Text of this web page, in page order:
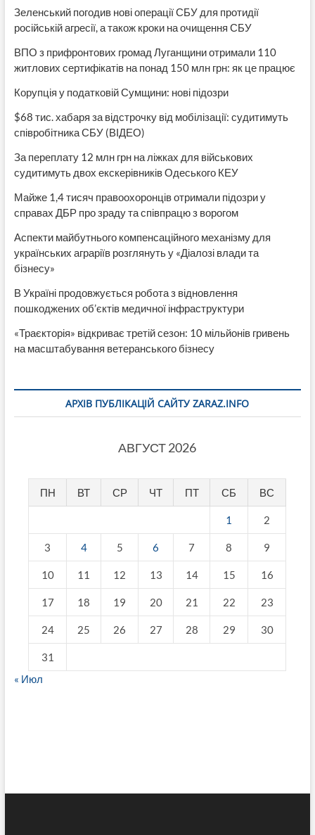
Зеленський погодив нові операції СБУ для протидії
російській агресії, а також кроки на очищення СБУ
ВПО з прифронтових громад Луганщини отримали 110
житлових сертифікатів на понад 150 млн грн: як це працює
Корупція у податковій Сумщини: нові підозри
$68 тис. хабаря за відстрочку від мобілізації: судитимуть
співробітника СБУ (ВІДЕО)
За переплату 12 млн грн на ліжках для військових
судитимуть двох екскерівників Одеського КЕУ
Майже 1,4 тисяч правоохоронців отримали підозри у
справах ДБР про зраду та співпрацю з ворогом
Аспекти майбутнього компенсаційного механізму для
українських аграріїв розглянуть у «Діалозі влади та
бізнесу»
В Україні продовжується робота з відновлення
пошкоджених об’єктів медичної інфраструктури
«Траєкторія» відкриває третій сезон: 10 мільйонів гривень
на масштабування ветеранського бізнесу
АРХІВ ПУБЛІКАЦІЙ САЙТУ ZARAZ.INFO
АВГУСТ 2026
ПН ВТ СР ЧТ ПТ СБ ВС
1 2
3 4 5 6 7 8 9
10 11 12 13 14 15 16
17 18 19 20 21 22 23
24 25 26 27 28 29 30
31
« Июл